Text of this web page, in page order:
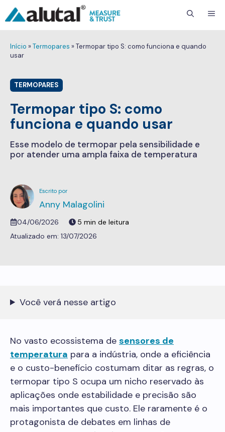
Início »Termopares »Termopar tipo S: como funciona e quando
usar
TERMOPARES
Termopar tipo S: como
funciona e quando usar
Esse modelo de termopar pela sensibilidade e
por atender uma ampla faixa de temperatura
Anny Malagolini
04/06/2026
13/07/2026
Você verá nesse artigo
No vasto ecossistema de sensores de
temperatura para a indústria, onde a eficiência
e o custo-benefício costumam ditar as regras, o
termopar tipo S ocupa um nicho reservado às
aplicações onde estabilidade e precisão são
mais importantes que custo. Ele raramente é o
protagonista de debates em linhas de